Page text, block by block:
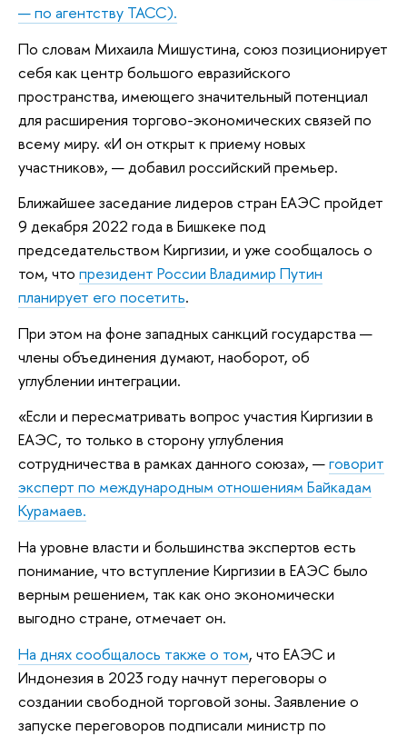
— по агентству ТАСС).
По словам Михаила Мишустина, союз позиционирует
себя как центр большого евразийского
пространства, имеющего значительный потенциал
для расширения торгово-экономических связей по
всему миру. «И он открыт к приему новых
участников», — добавил российский премьер.
Ближайшее заседание лидеров стран ЕАЭС пройдет
9 декабря 2022 года в Бишкеке под
председательством Киргизии, и уже сообщалось о
том, что президент России Владимир Путин
планирует его посетить.
При этом на фоне западных санкций государства —
члены объединения думают, наоборот, об
углублении интеграции.
«Если и пересматривать вопрос участия Киргизии в
ЕАЭС, то только в сторону углубления
сотрудничества в рамках данного союза», —говорит
эксперт по международным отношениям Байкадам
Курамаев.
На уровне власти и большинства экспертов есть
понимание, что вступление Киргизии в ЕАЭС было
верным решением, так как оно экономически
выгодно стране, отмечает он.
На днях сообщалось также о том, что ЕАЭС и
Индонезия в 2023 году начнут переговоры о
создании свободной торговой зоны. Заявление о
запуске переговоров подписали министр по